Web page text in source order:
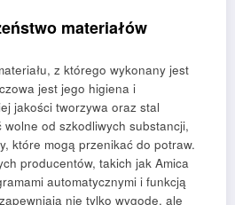
materiałów
z którego wykonany jest
jest jego higiena i
jakości tworzywa oraz stal
od szkodliwych substancji,
które mogą przenikać do potraw.
producentów, takich jak Amica
automatycznymi i funkcją
nie tylko wygodę, ale